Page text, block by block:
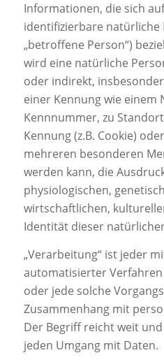
Informationen, die sich
identifizierbare natürliche
„betroffene Person“)
wird eine natürliche
oder indirekt,
einer Kennung wie einem
Kennnummer, zu
Kennung (z.B. Cookie)
mehreren besonderen
werden kann, die
physiologischen,
wirtschaftlichen,
Identität dieser
„Verarbeitung“ ist jeder
automatisierter
oder jede solche
Zusammenhang mit
Der Begriff reicht weit
jeden Umgang mit Daten.